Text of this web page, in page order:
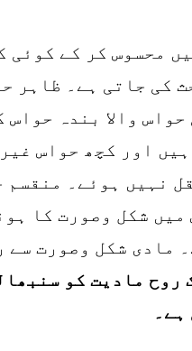
محسوس کر کے کوئی
جاتی ہے۔ ظاہر
والا بندہ حواس
اور کچھ حواس
نہیں ہوئے۔ منقسم
شکل وصورت کا
مادی شکل وصورت سے
روح مادیت کو